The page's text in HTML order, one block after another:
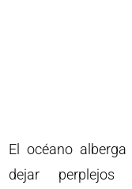
El océano
dejar